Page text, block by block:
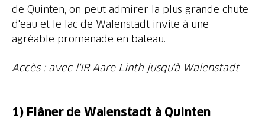
de Quinten, on peut admirer la plus grande chute
d'eau et le lac de Walenstadt invite à une
agréable promenade en bateau.
Accès : avec l'IR Aare Linth jusqu'à Walenstadt
1) Flâner de Walenstadt à Quinten